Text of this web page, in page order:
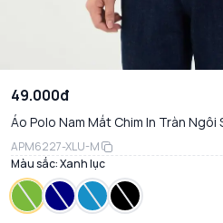
49.000đ
Áo Polo Nam Mắt Chim In Tràn Ngôi
APM6227-XLU-M
Màu sắc:Xanh lục